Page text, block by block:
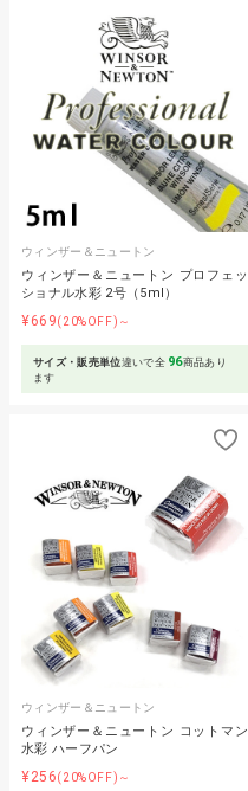
ウィンザー＆ニュートン
ウィンザー＆ニュートン プロフェッ
ショナル水彩 2号（5ml）
¥669(20%OFF)～
サイズ・販売単位違いで全 96商品あり
ます
ウィンザー＆ニュートン
ウィンザー＆ニュートン コットマン
水彩 ハーフパン
¥256(20%OFF)～